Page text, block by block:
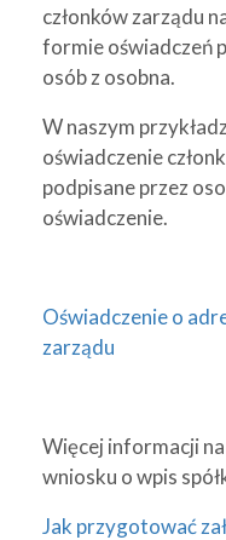
członków zarządu
formie oświadczeń
osób z osobna.
W naszym
oświadczenie
podpisane przez
oświadczenie.
Oświadczenie o
zarządu
Więcej informacji
wniosku o wpis
Jak przygotować